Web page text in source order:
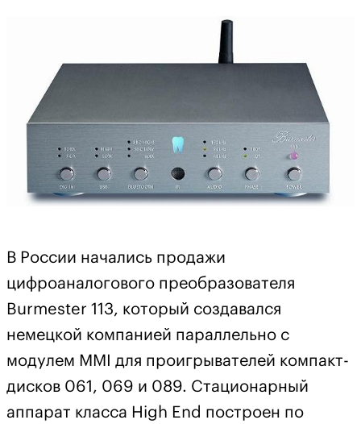
В России начались продажи
цифроаналогового преобразователя
Burmester 113, который создавался
немецкой компанией параллельно с
модулем MMI для проигрывателей компакт-
дисков 061, 069 и 089. Стационарный
аппарат класса High End построен по